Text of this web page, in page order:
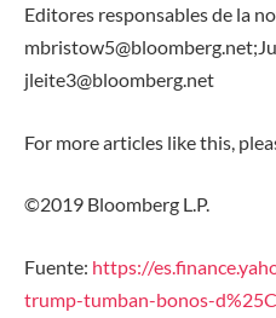
Editores responsables de la
jleite3@bloomberg.net
For more articles like this,
©2019 Bloomberg L.P.
Fuente: https://
trump-tumban-bonos-